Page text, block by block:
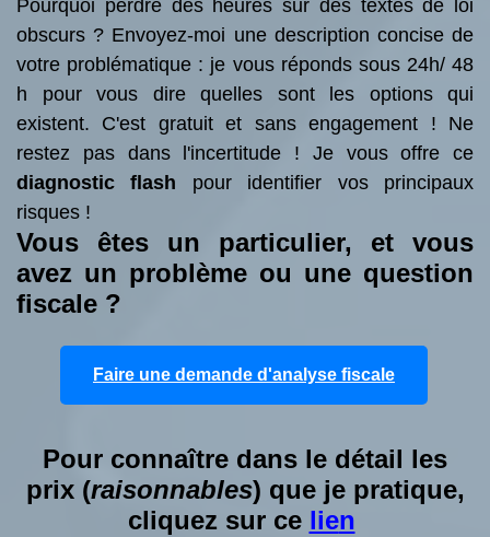
Pourquoi perdre des heures sur des textes de loi
obscurs ? Envoyez-moi une description concise de
votre problématique : je vous réponds sous 24h/ 48
h pour vous dire quelles sont les options qui
existent. C'est gratuit et sans engagement ! Ne
restez pas dans l'incertitude ! Je vous offre ce
diagnostic flash pour identifier vos principaux
risques !
Vous êtes un particulier, et vous
avez un problème ou une question
fiscale ?
Faire une demande d'analyse fiscale
Pour connaître dans le détail les
prix (raisonnables) que je pratique,
cliquez sur ce lien